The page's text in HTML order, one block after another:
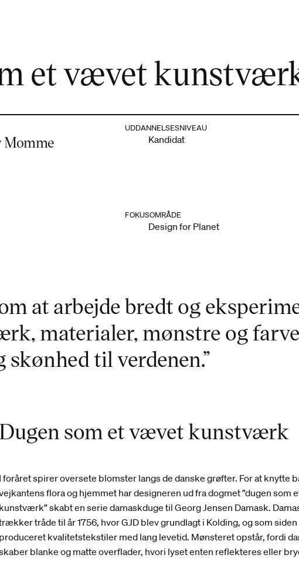
et vævet
UDDANNELSESNIVEAU
Kandidat
FOKUSOMRÅDE
Design for Planet
at arbejde bredt og
materialer, mønstre og
til verdenen.”
Dugen som et vævet kunstværk
I foråret spirer oversete blomster langs de danske grøfter. For at knytte
flora og hjemmet har designeren ud fra dogmet ”dugen som
kunstværk” skabt en serie damaskduge til Georg Jensen Damask.
tråde til år 1756, hvor GJD blev grundlagt i Kolding, og som siden
produceret kvalitetstekstiler med lang levetid. Mønsteret opstår, fordi
blanke og matte overflader, hvori lyset enten reflekteres eller